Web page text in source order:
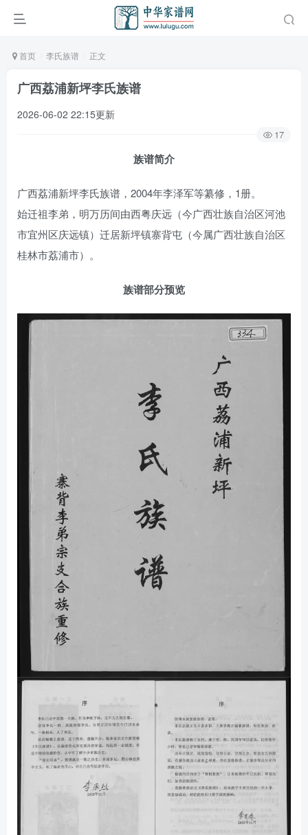
首页 李氏族谱 正文
广西荔浦新坪李氏族谱
2026-06-02 22:15更新
17
族谱简介
广西荔浦新坪李氏族谱，2004年李泽军等纂修，1册。
始迁祖李弟，明万历间由西粤庆远（今广西壮族自治区河池
市宜州区庆远镇）迁居新坪镇寨背屯（今属广西壮族自治区
桂林市荔浦市）。
族谱部分预览